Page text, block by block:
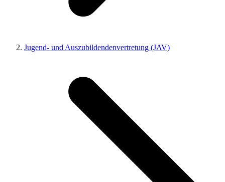
Jugend- und Auszubildendenvertretung (JAV)